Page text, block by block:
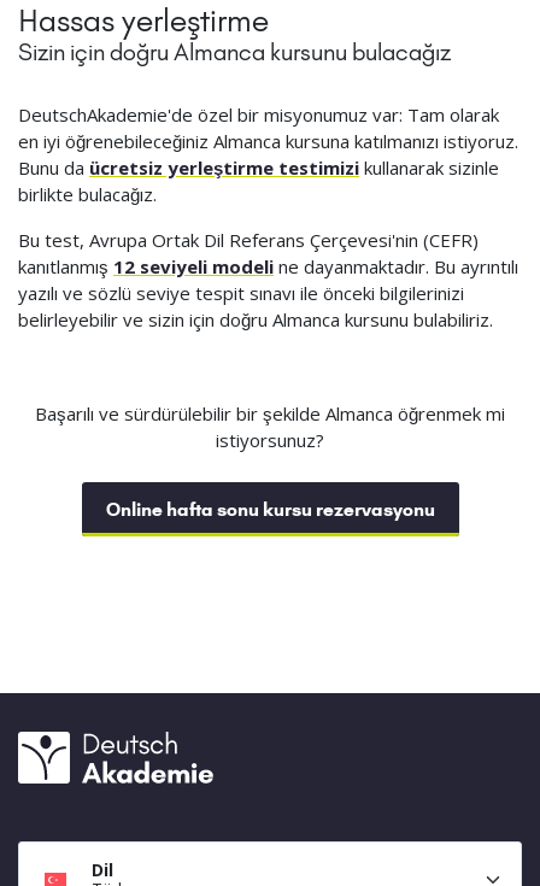
Hassas yerleştirme
Sizin için doğru Almanca kursunu bulacağız
DeutschAkademie'de özel bir misyonumuz var: Tam olarak
en iyi öğrenebileceğiniz Almanca kursuna katılmanızı istiyoruz.
Bunu da ücretsiz yerleştirme testimizi kullanarak sizinle
birlikte bulacağız.
Bu test, Avrupa Ortak Dil Referans Çerçevesi'nin (CEFR)
kanıtlanmış 12 seviyeli modeli ne dayanmaktadır. Bu ayrıntılı
yazılı ve sözlü seviye tespit sınavı ile önceki bilgilerinizi
belirleyebilir ve sizin için doğru Almanca kursunu bulabiliriz.
Başarılı ve sürdürülebilir bir şekilde Almanca öğrenmek mi
istiyorsunuz?
Online hafta sonu kursu rezervasyonu
Dil